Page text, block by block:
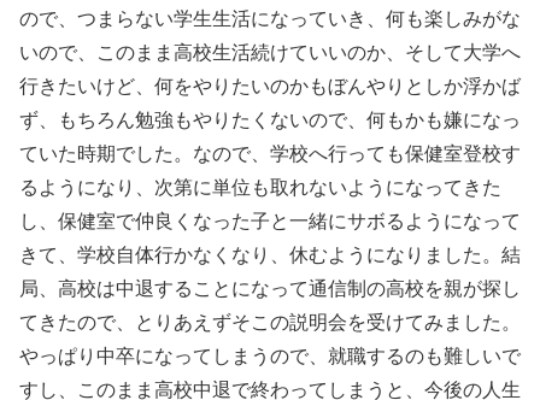
ので、つまらない学生生活になっていき、何も楽しみがな
いので、このまま高校生活続けていいのか、そして大学へ
行きたいけど、何をやりたいのかもぼんやりとしか浮かば
ず、もちろん勉強もやりたくないので、何もかも嫌になっ
ていた時期でした。なので、学校へ行っても保健室登校す
るようになり、次第に単位も取れないようになってきた
し、保健室で仲良くなった子と一緒にサボるようになって
きて、学校自体行かなくなり、休むようになりました。結
局、高校は中退することになって通信制の高校を親が探し
てきたので、とりあえずそこの説明会を受けてみました。
やっぱり中卒になってしまうので、就職するのも難しいで
すし、このまま高校中退で終わってしまうと、今後の人生